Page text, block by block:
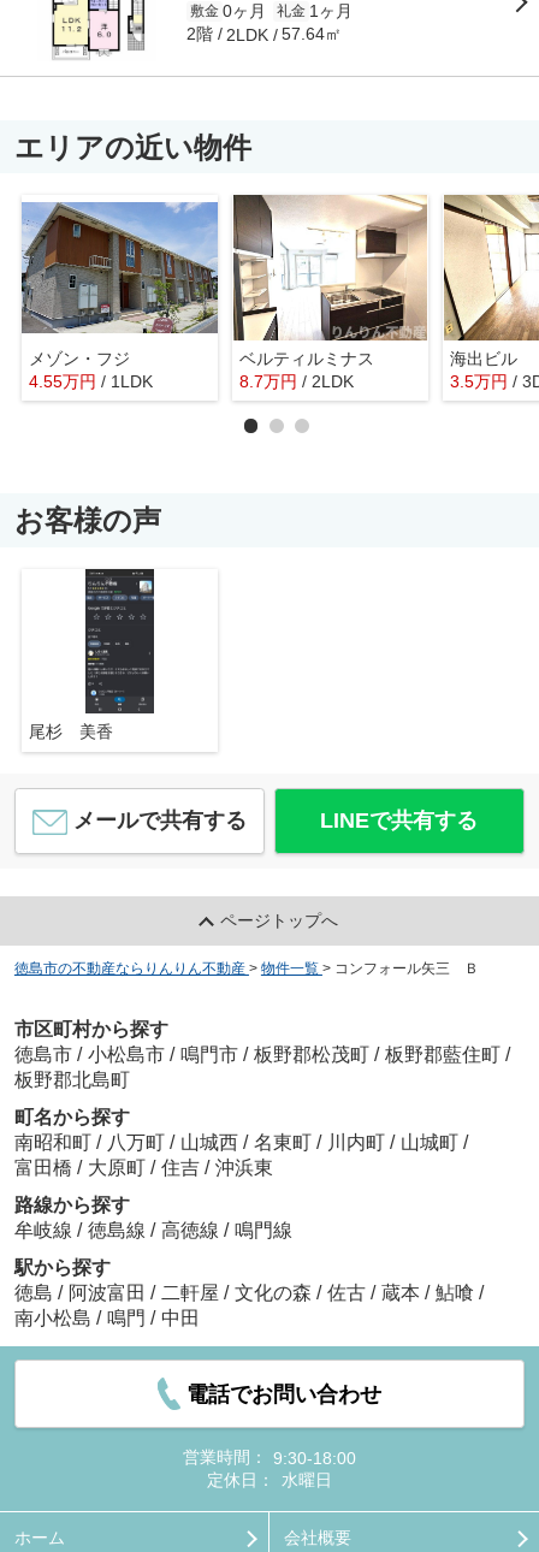
敷金 0ヶ月 礼金 1ヶ月
2階 2LDK 57.64㎡
エリアの近い物件
メゾン・フジ
4.55万円 / 1LDK
ベルティルミナス
8.7万円 / 2LDK
海出ビル
3.5万円 /
お客様の声
尾杉 美香
メールで共有する LINEで共有する
ページトップへ
徳島市の不動産ならりんりん不動産 > 物件一覧 > コンフォール矢三 Ｂ
市区町村から探す
徳島市 / 小松島市 / 鳴門市 / 板野郡松茂町 / 板野郡藍住町
/
板野郡北島町
町名から探す
南昭和町 / 八万町 / 山城西 / 名東町 / 川内町 / 山城町 /
富田橋 / 大原町 / 住吉 / 沖浜東
路線から探す
牟岐線 / 徳島線 / 高徳線 / 鳴門線
駅から探す
徳島 / 阿波富田 / 二軒屋 / 文化の森 / 佐古 / 蔵本 / 鮎喰 /
南小松島 / 鳴門 / 中田
電話でお問い合わせ
営業時間：
9:30-18:00
定休日：
水曜日
ホーム 会社概要